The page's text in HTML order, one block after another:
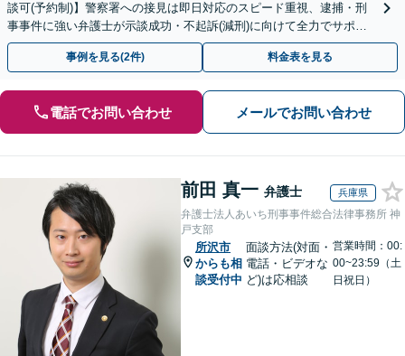
談可(予約制)】警察署への接見は即日対応のスピード重視、逮捕・刑
事事件に強い弁護士が示談成功・不起訴(減刑)に向けて全力でサポー
トします。【加害者側の相談専門】
事例を見る(2件) 料金表を見る
電話でお問い合わせ メールでお問い合わせ
前田 真一 弁護士 兵庫県
弁護士法人あいち刑事事件総合法律事務所 神
戸支部
所沢市
からも相
談受付中
面談方法(対面・
電話・ビデオな
ど)は応相談
営業時間：00:
00~23:59（土
日祝日）